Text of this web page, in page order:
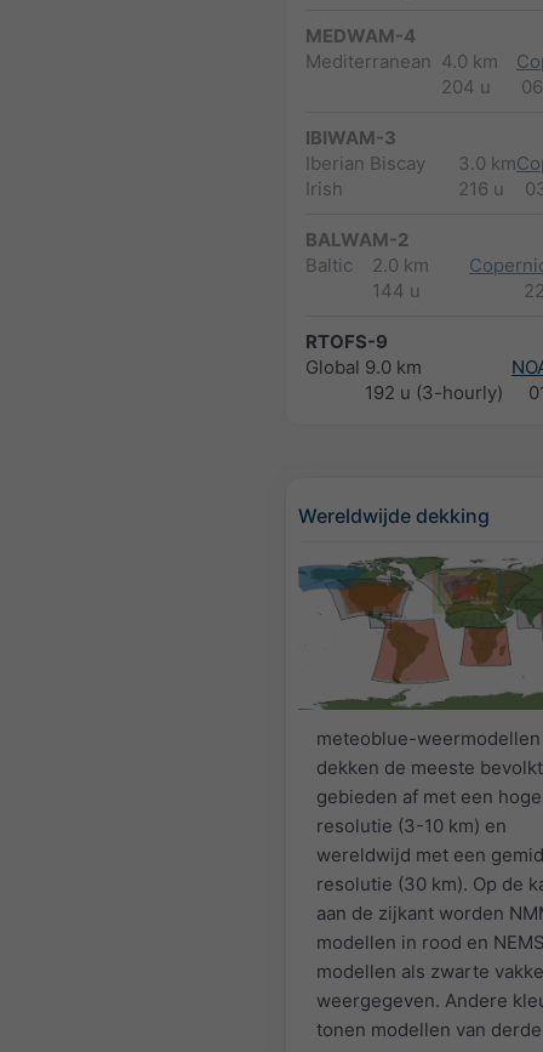
MEDWAM-4
Mediterranean 4.0 km
204 u
IBIWAM-3
Iberian Biscay
Irish
3.0 km
216 u
BALWAM-2
Baltic
2.0 km
144 u
RTOFS-9
Global 9.0 km
192 u (3-hourly)
Wereldwijde dekking
meteoblue-weermodellen
dekken de meeste
gebieden af met een hoge
resolutie (3-10 km) en
wereldwijd met een
resolutie (30 km). Op de
aan de zijkant worden
modellen in rood en
modellen als zwarte
weergegeven. Andere
tonen modellen van